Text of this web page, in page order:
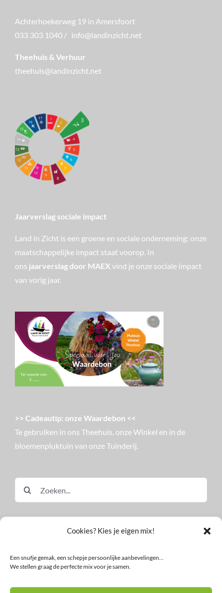
Cookies? Kies je eigen mix!
Een snufje gemak, een schepje persoonlijke aanbevelingen…
We stellen graag de perfecte mix voor je samen.
Achterhoekerweg 19 in Amersfoort
033 303 1040 / info@landinzicht.net
Theehuis & Verhuur
theehuis@landinzicht.net
Jaarverslag sociale impact
Land in Zicht is een groene en sociale onderneming: onze
maatschappelijke impact staat voorop. In
ons jaarverslag door MAEX vind je onze sociale impact
van vorig jaar.
>> Cadeautip: onze Waardebon <<
Te gebruiken in ons Theehuis, onze Winkel en in de
bloemenpluktuin van onze Tuinderij.